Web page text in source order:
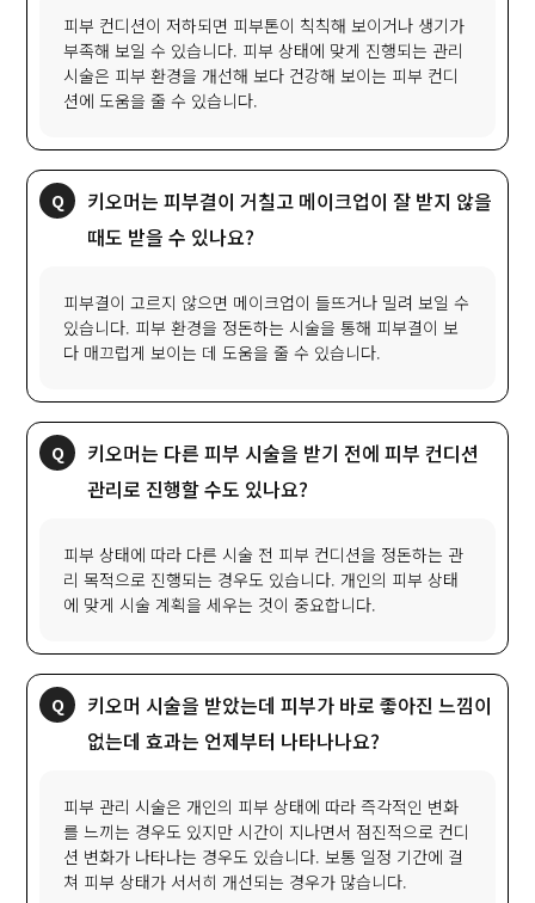
피부 컨디션이 저하되면 피부톤이 칙칙해 보이거나 생기가
부족해 보일 수 있습니다. 피부 상태에 맞게 진행되는 관리
시술은 피부 환경을 개선해 보다 건강해 보이는 피부 컨디
션에 도움을 줄 수 있습니다.
키오머는 피부결이 거칠고 메이크업이 잘 받지 않을
때도 받을 수 있나요?
피부결이 고르지 않으면 메이크업이 들뜨거나 밀려 보일 수
있습니다. 피부 환경을 정돈하는 시술을 통해 피부결이 보
다 매끄럽게 보이는 데 도움을 줄 수 있습니다.
키오머는 다른 피부 시술을 받기 전에 피부 컨디션
관리로 진행할 수도 있나요?
피부 상태에 따라 다른 시술 전 피부 컨디션을 정돈하는 관
리 목적으로 진행되는 경우도 있습니다. 개인의 피부 상태
에 맞게 시술 계획을 세우는 것이 중요합니다.
키오머 시술을 받았는데 피부가 바로 좋아진 느낌이
없는데 효과는 언제부터 나타나나요?
피부 관리 시술은 개인의 피부 상태에 따라 즉각적인 변화
를 느끼는 경우도 있지만 시간이 지나면서 점진적으로 컨디
션 변화가 나타나는 경우도 있습니다. 보통 일정 기간에 걸
쳐 피부 상태가 서서히 개선되는 경우가 많습니다.